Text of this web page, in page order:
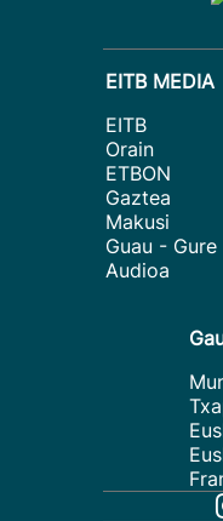
EITB MEDIA
EITB
Orain
ETBON
Gaztea
Makusi
Guau - Gure
Audioa